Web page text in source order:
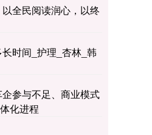
全民阅读润心，以终
时间_护理_杏林_韩
参与不足、商业模式
化进程